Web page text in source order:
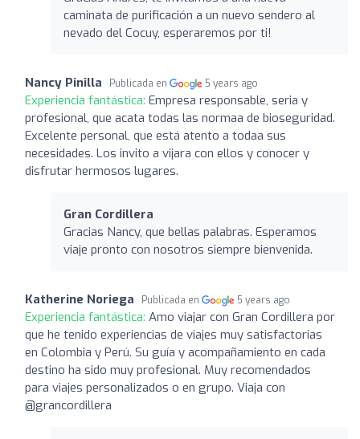
caminata de purificación a un nuevo sendero al
nevado del Cocuy, esperaremos por ti!
Nancy Pinilla Publicada en 5 years ago
Experiencia fantástica: Empresa responsable, seria y
profesional, que acata todas las normaa de bioseguridad.
Excelente personal, que está atento a todaa sus
necesidades. Los invito a vijara con ellos y conocer y
disfrutar hermosos lugares.
Gran Cordillera
Gracias Nancy, que bellas palabras. Esperamos
viaje pronto con nosotros siempre bienvenida.
Katherine Noriega Publicada en 5 years ago
Experiencia fantástica: Amo viajar con Gran Cordillera por
que he tenido experiencias de viajes muy satisfactorias
en Colombia y Perú. Su guía y acompañamiento en cada
destino ha sido muy profesional. Muy recomendados
para viajes personalizados o en grupo. Viaja con
@grancordillera